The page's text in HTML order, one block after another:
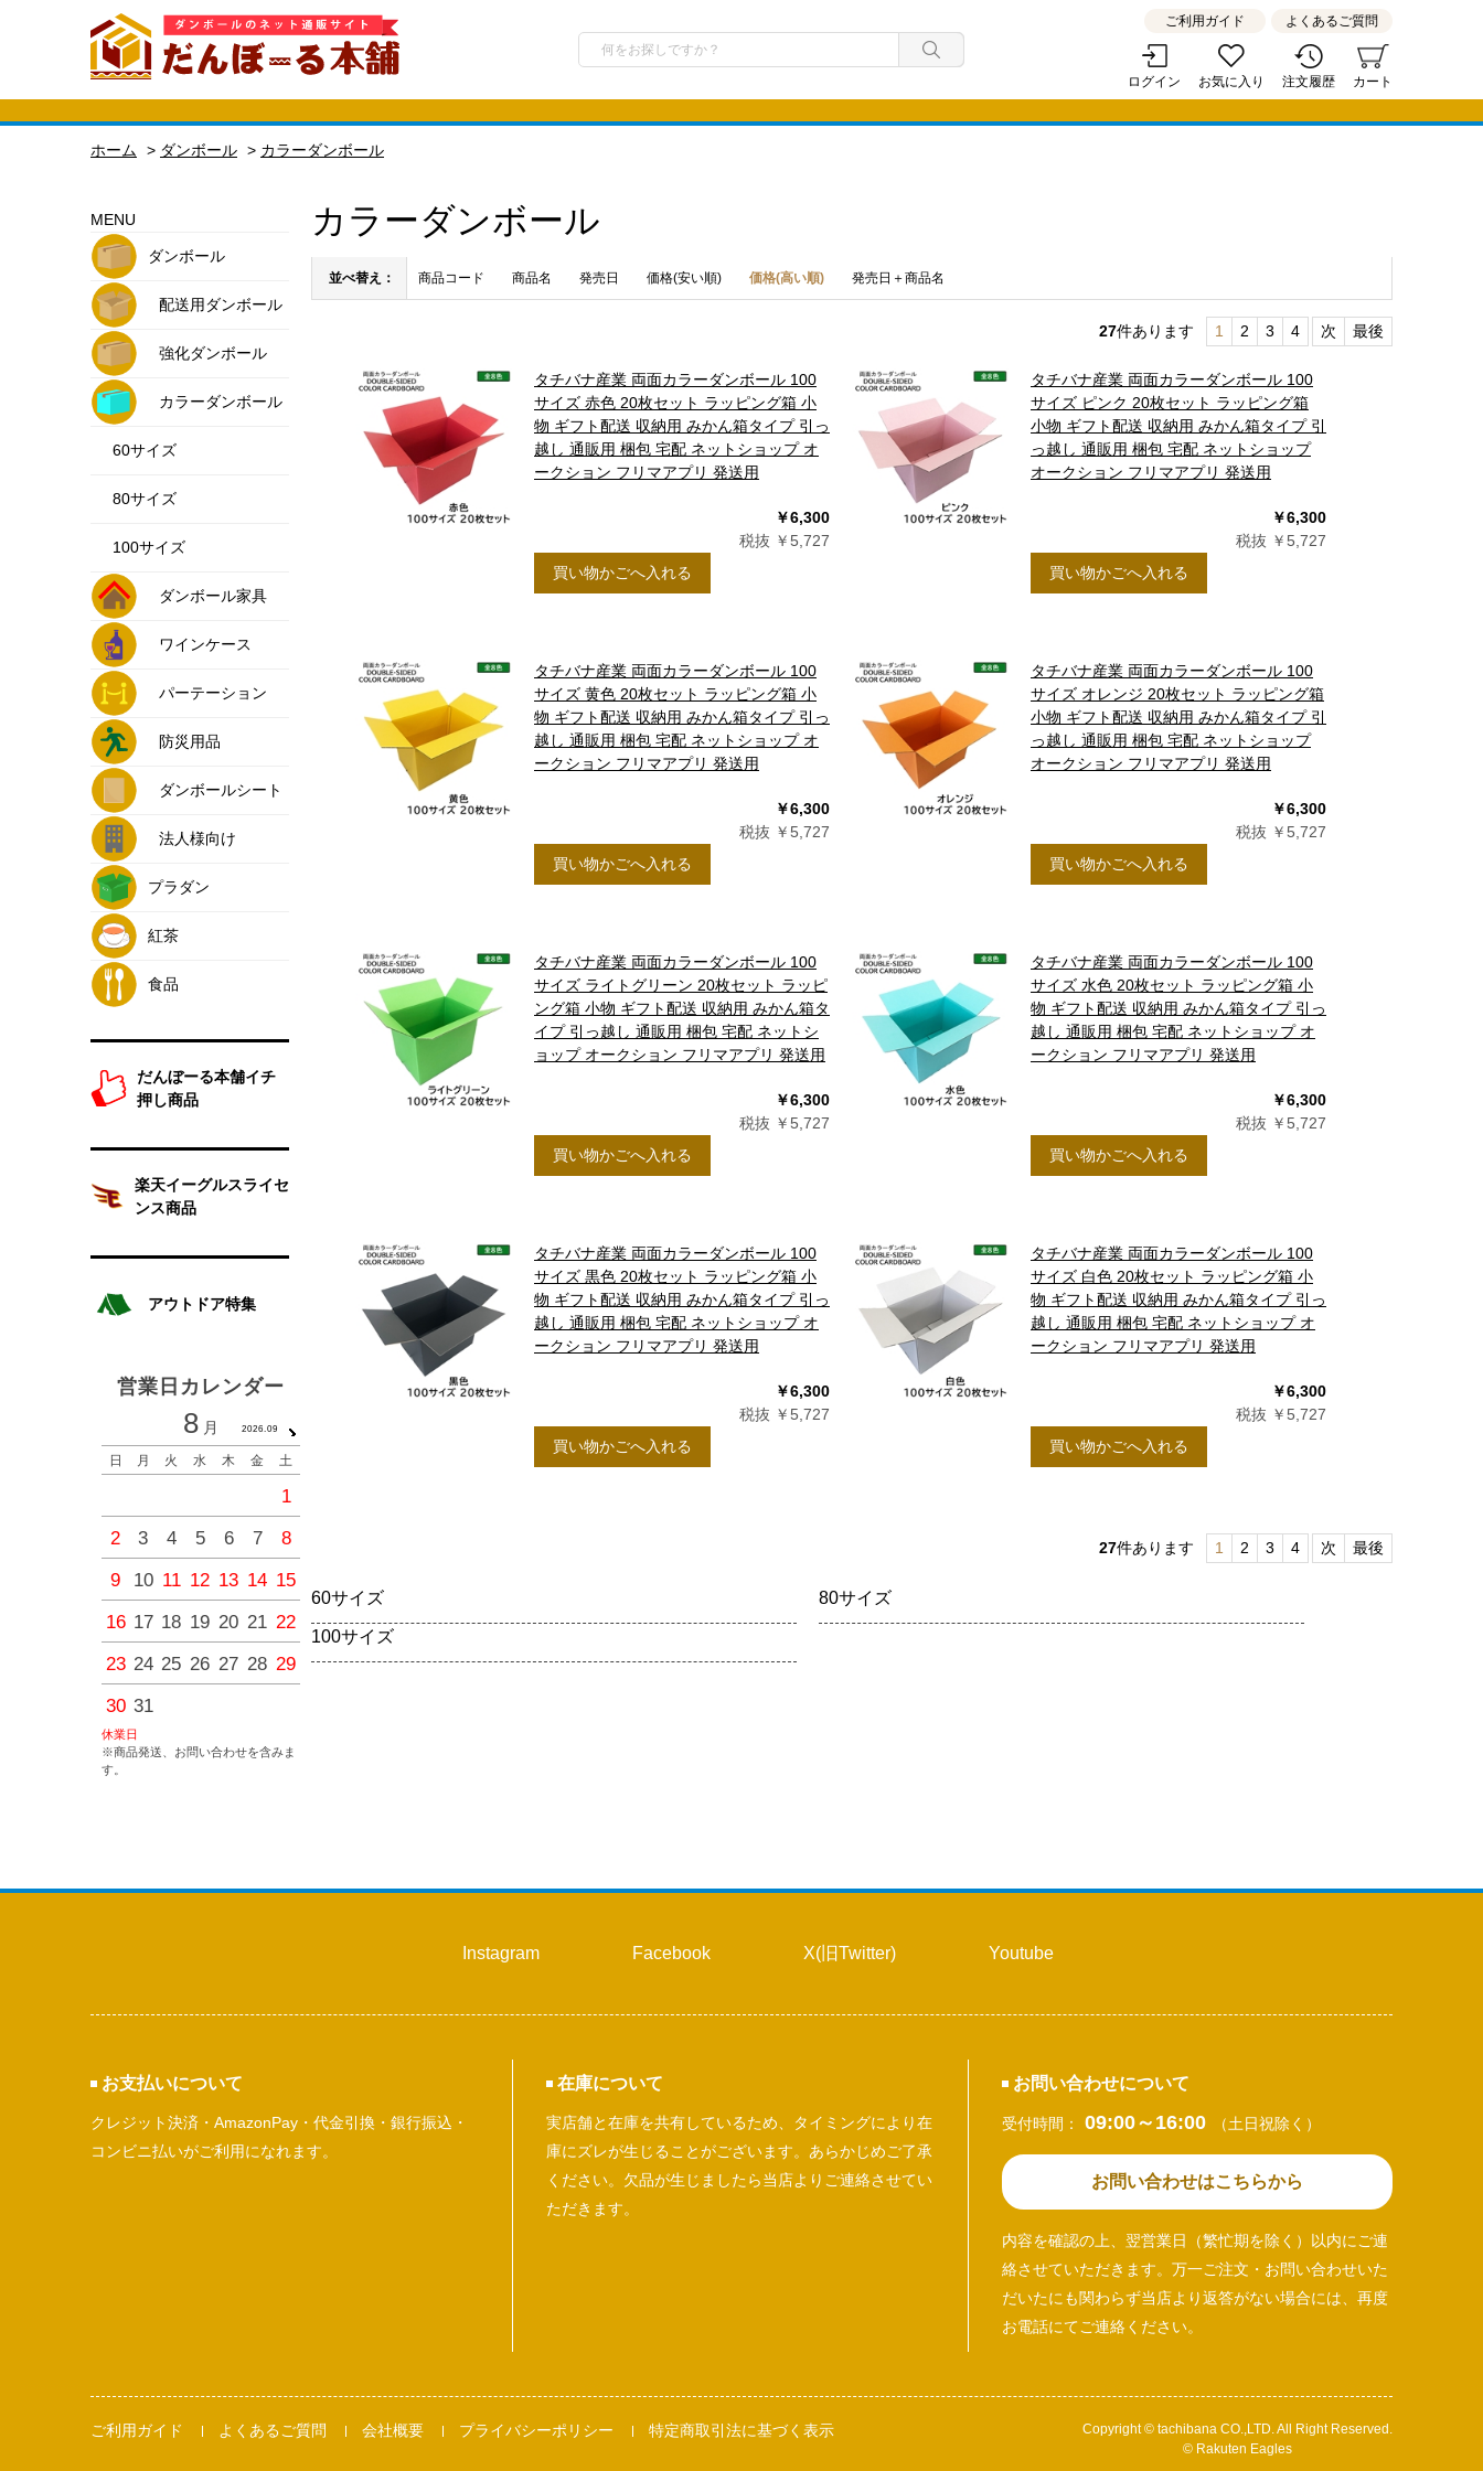
ご利用ガイド よくあるご質問
ログイン お気に入り 注文履歴 カート
ホーム > ダンボール > カラーダンボール
MENU
ダンボール
配送用ダンボール
強化ダンボール
カラーダンボール
60サイズ
80サイズ
100サイズ
ダンボール家具
ワインケース
パーテーション
防災用品
ダンボールシート
法人様向け
プラダン
紅茶
食品
だんぼーる本舗イチ
押し商品
楽天イーグルスライセ
ンス商品
アウトドア特集
営業日カレンダー
8 月 2026.09
日 月 火 水 木 金 土
1
2
3 4 5 6 7
8
9
10 11 12 13 14 15
16 17 18 19 20 21 22
23 24 25 26 27 28 29
30 31
20 21 22 23 24 25 26
27 28 29 30
10月 2026.11
18 19 20 21 22 23 24
25 26 27 28 29 30 31
休業日
※商品発送、お問い合わせを含みま
す。
カラーダンボール
並べ替え： 商品コード 商品名 発売日 価格(安い順) 価格(高い順) 発売日＋商品名
27件あります 1 2 3 4 次 最後
タチバナ産業 両面カラーダンボール 100
サイズ 赤色 20枚セット ラッピング箱 小
物 ギフト配送 収納用 みかん箱タイプ 引っ
越し 通販用 梱包 宅配 ネットショップ オ
ークション フリマアプリ 発送用
￥6,300
税抜 ￥5,727
買い物かごへ入れる
タチバナ産業 両面カラーダンボール 100
サイズ ピンク 20枚セット ラッピング箱
小物 ギフト配送 収納用 みかん箱タイプ 引
っ越し 通販用 梱包 宅配 ネットショップ
オークション フリマアプリ 発送用
￥6,300
税抜 ￥5,727
買い物かごへ入れる
タチバナ産業 両面カラーダンボール 100
サイズ 黄色 20枚セット ラッピング箱 小
物 ギフト配送 収納用 みかん箱タイプ 引っ
越し 通販用 梱包 宅配 ネットショップ オ
ークション フリマアプリ 発送用
￥6,300
税抜 ￥5,727
買い物かごへ入れる
タチバナ産業 両面カラーダンボール 100
サイズ オレンジ 20枚セット ラッピング箱
小物 ギフト配送 収納用 みかん箱タイプ 引
っ越し 通販用 梱包 宅配 ネットショップ
オークション フリマアプリ 発送用
￥6,300
税抜 ￥5,727
買い物かごへ入れる
タチバナ産業 両面カラーダンボール 100
サイズ ライトグリーン 20枚セット ラッピ
ング箱 小物 ギフト配送 収納用 みかん箱タ
イプ 引っ越し 通販用 梱包 宅配 ネットシ
ョップ オークション フリマアプリ 発送用
￥6,300
税抜 ￥5,727
買い物かごへ入れる
タチバナ産業 両面カラーダンボール 100
サイズ 水色 20枚セット ラッピング箱 小
物 ギフト配送 収納用 みかん箱タイプ 引っ
越し 通販用 梱包 宅配 ネットショップ オ
ークション フリマアプリ 発送用
￥6,300
税抜 ￥5,727
買い物かごへ入れる
タチバナ産業 両面カラーダンボール 100
サイズ 黒色 20枚セット ラッピング箱 小
物 ギフト配送 収納用 みかん箱タイプ 引っ
越し 通販用 梱包 宅配 ネットショップ オ
ークション フリマアプリ 発送用
￥6,300
税抜 ￥5,727
買い物かごへ入れる
タチバナ産業 両面カラーダンボール 100
サイズ 白色 20枚セット ラッピング箱 小
物 ギフト配送 収納用 みかん箱タイプ 引っ
越し 通販用 梱包 宅配 ネットショップ オ
ークション フリマアプリ 発送用
￥6,300
税抜 ￥5,727
買い物かごへ入れる
27件あります 1 2 3 4 次 最後
60サイズ 80サイズ
100サイズ
Instagram Facebook X(旧Twitter) Youtube
お支払いについて
クレジット決済・AmazonPay・代金引換・銀行振込・
コンビニ払いがご利用になれます。
在庫について
実店舗と在庫を共有しているため、タイミングにより在
庫にズレが生じることがございます。あらかじめご了承
ください。欠品が生じましたら当店よりご連絡させてい
ただきます。
お問い合わせについて
受付時間： 09:00～16:00 （土日祝除く）
お問い合わせはこちらから
内容を確認の上、翌営業日（繁忙期を除く）以内にご連
絡させていただきます。万一ご注文・お問い合わせいた
だいたにも関わらず当店より返答がない場合には、再度
お電話にてご連絡ください。
ご利用ガイド よくあるご質問 会社概要 プライバシーポリシー 特定商取引法に基づく表示
Copyright © tachibana CO.,LTD. All Right Reserved.
© Rakuten Eagles